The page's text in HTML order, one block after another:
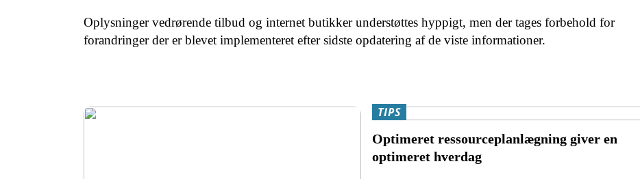
Oplysninger vedrørende tilbud og internet butikker understøttes hyppigt, men der tages forbehold for
forandringer der er blevet implementeret efter sidste opdatering af de viste informationer.
TIPS
Optimeret ressourceplanlægning giver en
optimeret hverdag